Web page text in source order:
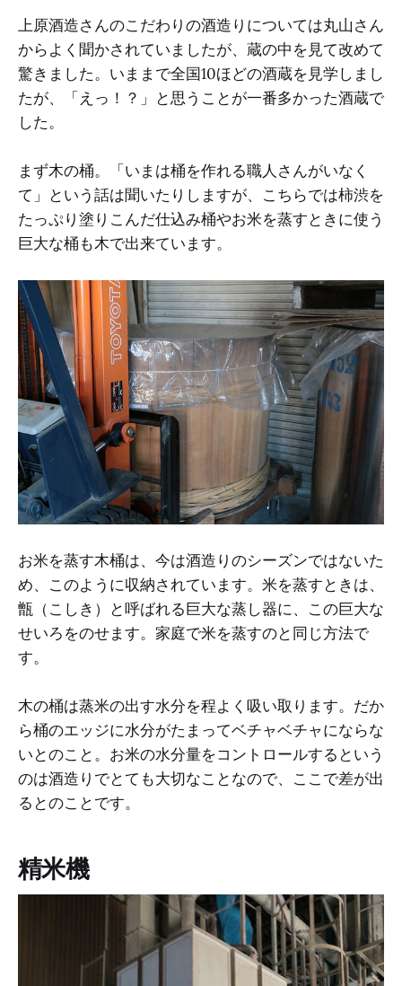
上原酒造さんのこだわりの酒造りについては丸山さん
からよく聞かされていましたが、蔵の中を見て改めて
驚きました。いままで全国10ほどの酒蔵を見学しまし
たが、「えっ！？」と思うことが一番多かった酒蔵で
した。
まず木の桶。「いまは桶を作れる職人さんがいなく
て」という話は聞いたりしますが、こちらでは柿渋を
たっぷり塗りこんだ仕込み桶やお米を蒸すときに使う
巨大な桶も木で出来ています。
お米を蒸す木桶は、今は酒造りのシーズンではないた
め、このように収納されています。米を蒸すときは、
甑（こしき）と呼ばれる巨大な蒸し器に、この巨大な
せいろをのせます。家庭で米を蒸すのと同じ方法で
す。
木の桶は蒸米の出す水分を程よく吸い取ります。だか
ら桶のエッジに水分がたまってベチャベチャにならな
いとのこと。お米の水分量をコントロールするという
のは酒造りでとても大切なことなので、ここで差が出
るとのことです。
精米機